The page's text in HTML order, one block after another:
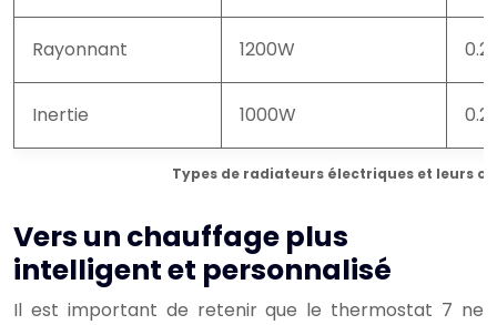
Types de radiateurs électriques et leurs
Rayonnant 1200W
Inertie 1000W
Vers un chauffage plus
intelligent et personnalisé
Il est important de retenir que le thermostat 7 ne